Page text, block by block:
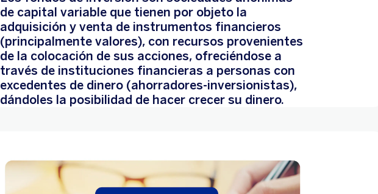
de capital variable que tienen por objeto la
adquisición y venta de instrumentos financieros
(principalmente valores), con recursos provenientes
de la colocación de sus acciones, ofreciéndose a
través de instituciones financieras a personas con
excedentes de dinero (ahorradores-inversionistas),
dándoles la posibilidad de hacer crecer su dinero.